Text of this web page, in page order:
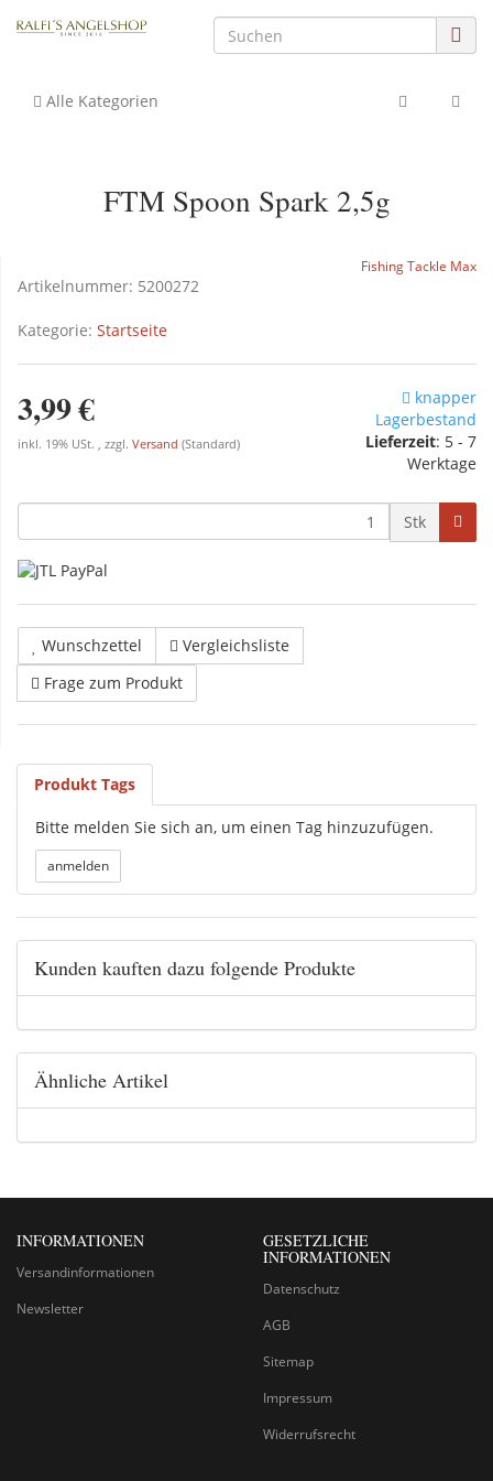
Alle Kategorien
FTM Spoon Spark 2,5g
Fishing Tackle Max
Artikelnummer: 5200272
Kategorie: Startseite
3,99 €
inkl. 19% USt. , zzgl. Versand (Standard)
knapper
Lagerbestand
Lieferzeit: 5 - 7
Werktage
Stk
Wunschzettel
Vergleichsliste
Frage zum Produkt
Produkt Tags
Bitte melden Sie sich an, um einen Tag hinzuzufügen.
Kunden kauften dazu folgende Produkte
Ähnliche Artikel
INFORMATIONEN
Versandinformationen
Newsletter
GESETZLICHE
INFORMATIONEN
Datenschutz
AGB
Sitemap
Impressum
Widerrufsrecht